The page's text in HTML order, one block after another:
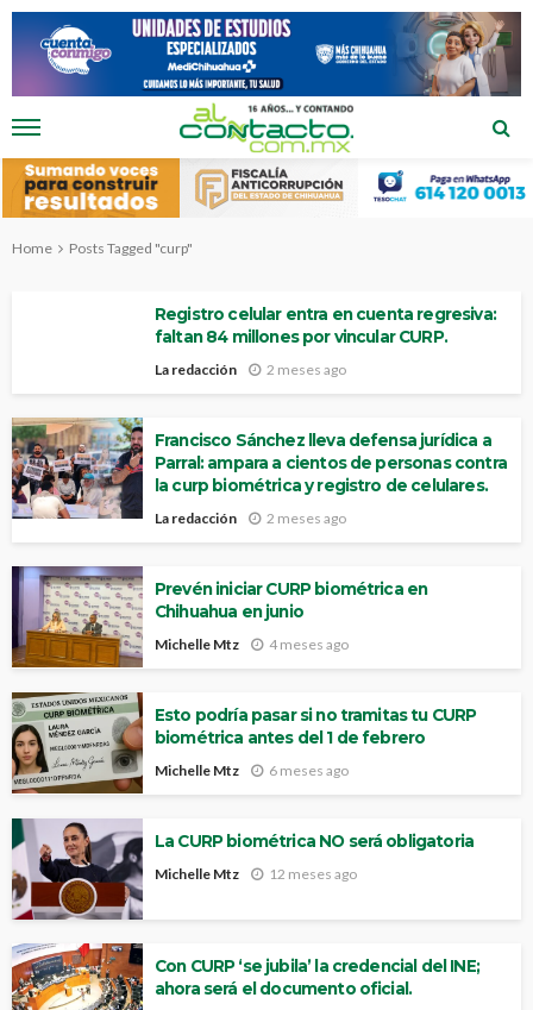
Home Posts Tagged "curp"
Registro celular entra en cuenta regresiva:
faltan 84 millones por vincular CURP.
La redacción 2 meses ago
Francisco Sánchez lleva defensa jurídica a
Parral: ampara a cientos de personas contra
la curp biométrica y registro de celulares.
La redacción 2 meses ago
Prevén iniciar CURP biométrica en
Chihuahua en junio
Michelle Mtz 4 meses ago
Esto podría pasar si no tramitas tu CURP
biométrica antes del 1 de febrero
Michelle Mtz 6 meses ago
La CURP biométrica NO será obligatoria
Michelle Mtz 12 meses ago
Con CURP ‘se jubila’ la credencial del INE;
ahora será el documento oficial.